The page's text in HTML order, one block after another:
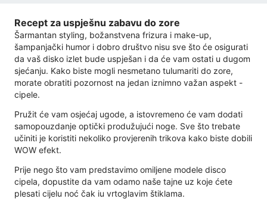
Recept za uspješnu zabavu do zore
Šarmantan styling, božanstvena frizura i make-up,
šampanjački humor i dobro društvo nisu sve što će osigurati
da vaš disko izlet bude uspješan i da će vam ostati u dugom
sjećanju. Kako biste mogli nesmetano tulumariti do zore,
morate obratiti pozornost na jedan iznimno važan aspekt -
cipele.
Pružit će vam osjećaj ugode, a istovremeno će vam dodati
samopouzdanje optički produžujući noge. Sve što trebate
učiniti je koristiti nekoliko provjerenih trikova kako biste dobili
WOW efekt.
Prije nego što vam predstavimo omiljene modele disco
cipela, dopustite da vam odamo naše tajne uz koje ćete
plesati cijelu noć čak iu vrtoglavim štiklama.